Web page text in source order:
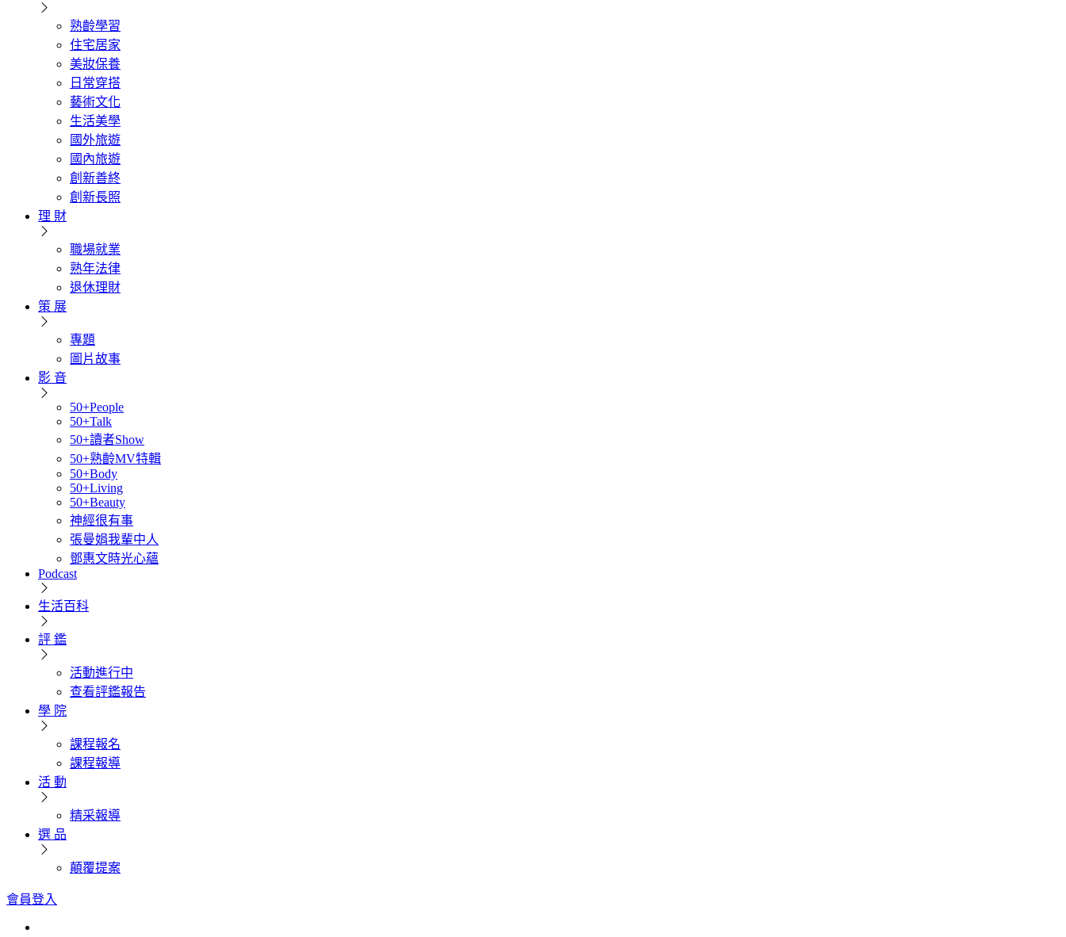
熟齡學習
住宅居家
美妝保養
日常穿搭
藝術文化
生活美學
國外旅遊
國內旅遊
創新善終
創新長照
理 財
職場就業
熟年法律
退休理財
策 展
專題
圖片故事
影 音
50+People
50+Talk
50+讀者Show
50+熟齡MV特輯
50+Body
50+Living
50+Beauty
神經很有事
張曼娟我輩中人
鄧惠文時光心蘊
Podcast
生活百科
評 鑑
活動進行中
查看評鑑報告
學 院
課程報名
課程報導
活 動
精采報導
選 品
顛覆提案
會員登入